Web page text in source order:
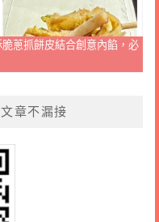
蔥抓餅皮結合創意內餡，必
章不漏接